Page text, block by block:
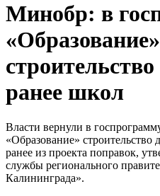
Минобр: в
ранее школ
Власти вернули в
«Образование»
ранее из проекта поправок,
службы регионального
Калининграда».